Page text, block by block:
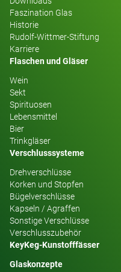
Faszination Glas
Historie
Rudolf-Wittmer-Stiftung
Karriere
Flaschen und Gläser
Wein
Sekt
Spirituosen
Lebensmittel
Bier
Trinkgläser
Verschlusssysteme
Drehverschlüsse
Korken und Stopfen
Bügelverschlüsse
Kapseln / Agraffen
Sonstige Verschlüsse
Verschlusszubehör
KeyKeg-Kunstofffässer
Glaskonzepte